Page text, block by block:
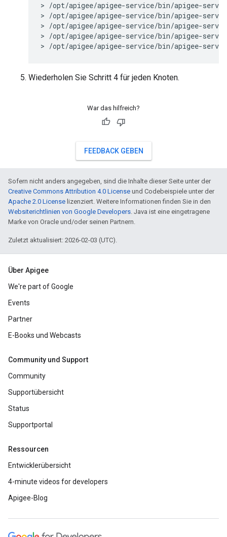
> /opt/apigee/apigee-service/bin/apigee-
> /opt/apigee/apigee-service/bin/apigee-
> /opt/apigee/apigee-service/bin/apigee-
> /opt/apigee/apigee-service/bin/apigee-
> /opt/apigee/apigee-service/bin/apigee-
Wiederholen Sie Schritt 4 für jeden Knoten.
War das hilfreich?
FEEDBACK GEBEN
Sofern nicht anders angegeben, sind die Inhalte dieser Seite unter der
Creative Commons Attribution 4.0 License und Codebeispiele unter der
Apache 2.0 License lizenziert. Weitere Informationen finden Sie in den
Websiterichtlinien von Google Developers. Java ist eine eingetragene
Marke von Oracle und/oder seinen Partnern.
Zuletzt aktualisiert: 2026-02-03 (UTC).
Über Apigee
We're part of Google
Events
Partner
E-Books und Webcasts
Community und Support
Community
Supportübersicht
Status
Supportportal
Ressourcen
Entwicklerübersicht
4-minute videos for developers
Apigee-Blog